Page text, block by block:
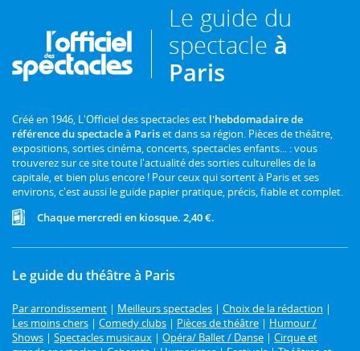
Le guide du
spectacle à
Paris
Créé en 1946, L'Officiel des spectacles est l'hebdomadaire de
référence du spectacle à Pariset dans sa région. Pièces de théâtre,
expositions, sorties cinéma, concerts, spectacles enfants... : vous
trouverez sur ce site toute l'actualité des sorties culturelles de la
capitale, et bien plus encore ! Pour ceux qui sortent à Paris et ses
environs, c'est aussi le guide papier pratique, précis, fiable et complet.
Chaque mercredi en kiosque. 2,40 €.
Le guide du théâtre à Paris
Par arrondissement | Meilleurs spectacles | Choix de la rédaction |
Les moins chers | Comedy clubs | Pièces de théâtre | Humour /
Shows | Spectacles musicaux | Opéra/ Ballet / Danse | Cirque et